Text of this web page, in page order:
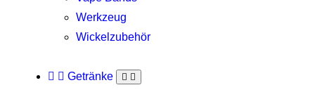
Werkzeug
Wickelzubehör
Getränke